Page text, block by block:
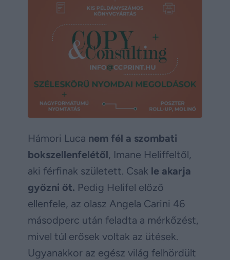
Hámori Luca nem fél a szombati
bokszellenfelétől, Imane Heliffeltől,
aki férfinak született. Csak le akarja
győzni őt. Pedig Helifel előző
ellenfele, az olasz Angela Carini 46
másodperc után feladta a mérkőzést,
mivel túl erősek voltak az ütések.
Ugyanakkor az egész világ felhördült